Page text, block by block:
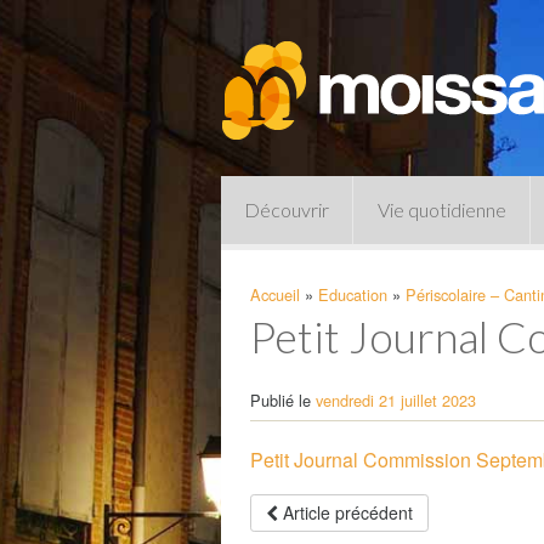
Découvrir Vie quotidienne
Pharmacies de garde
Accueil » Education » Périscolaire –
Petit Journal
Publié le vendredi 21 juillet 2023
Petit Journal Commission
Article précédent